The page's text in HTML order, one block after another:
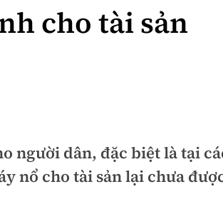
cho tài sản
người dân, đặc biệt là tại
nổ cho tài sản lại chưa